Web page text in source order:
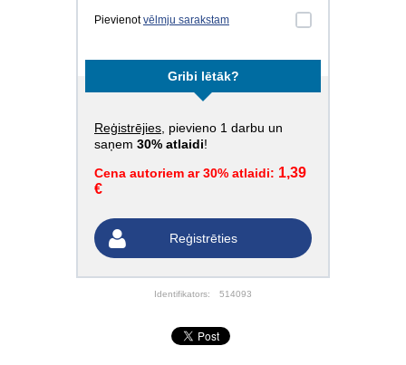
Pievienotvēlmju sarakstam
Gribi lētāk?
Reģistrējies , pievieno 1 darbu un
saņem 30% atlaidi!
Cena autoriem ar 30% atlaidi: 1,39
€
Reģistrēties
Identifikators: 514093